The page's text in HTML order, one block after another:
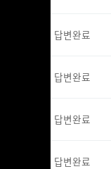
답변완료
답변완료
답변완료
답변완료